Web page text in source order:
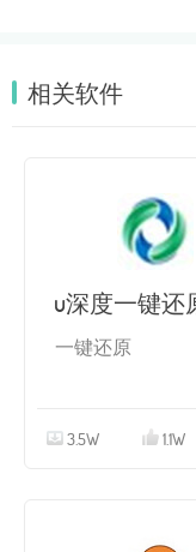
相关软件
u深度一键还
一键还原
3.5W 1.1W